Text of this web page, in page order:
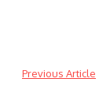
Previous Article